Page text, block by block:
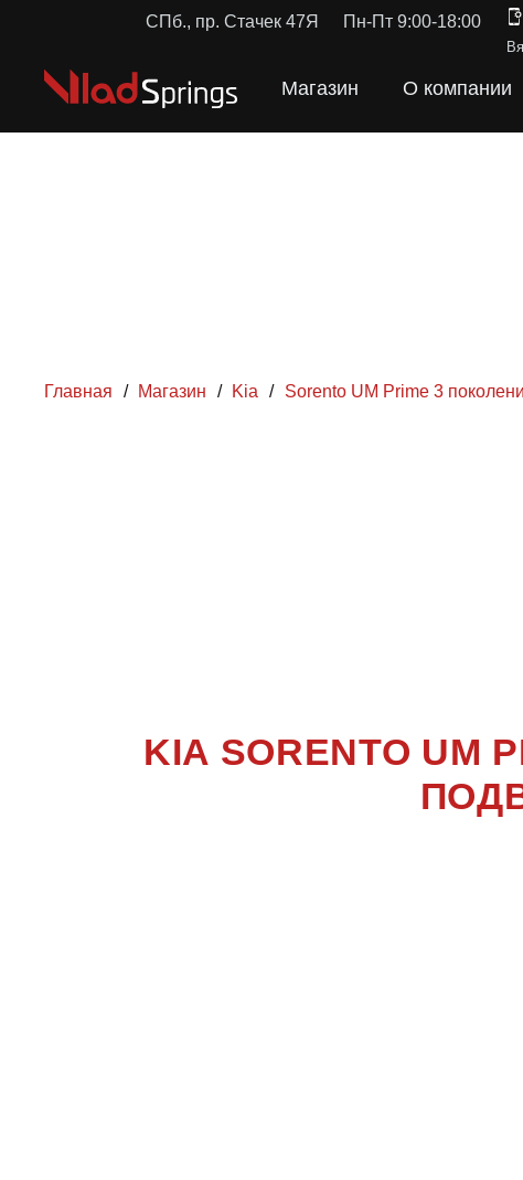
СПб., пр. Стачек 47Я Пн-Пт 9:00-18:00
Магазин О компании
Главная / Магазин / Kia / Sorento UM Prime 3
KIA SORENTO